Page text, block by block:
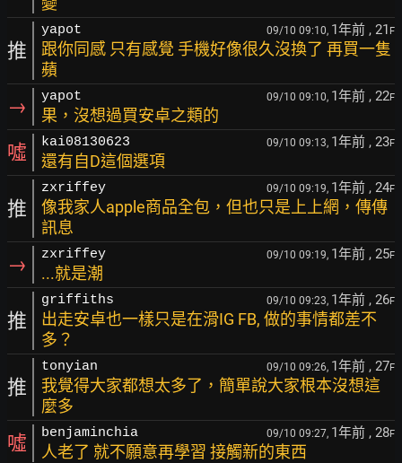
推
yapot 09/10 09:10, 1年前 , 21 F
跟你同感 只有感覺 手機好像很久沒換了 再買一隻
蘋
→ yapot 09/10 09:10, 1年前 , 22F
果，沒想過買安卓之類的
噓 kai08130623 09/10 09:13, 1年前 , 23F
還有自D這個選項
推
zxriffey 09/10 09:19, 1年前 , 24F
像我家人apple商品全包，但也只是上上網，傳傳
訊息
→ zxriffey 09/10 09:19, 1年前 , 25F
...就是潮
推
griffiths 09/10 09:23, 1年前 , 26F
出走安卓也一樣只是在滑IG FB, 做的事情都差不
多？
推
tonyian 09/10 09:26, 1年前 , 27F
我覺得大家都想太多了，簡單說大家根本沒想這
麼多
噓 benjaminchia 09/10 09:27, 1年前 , 28F
人老了 就不願意再學習 接觸新的東西